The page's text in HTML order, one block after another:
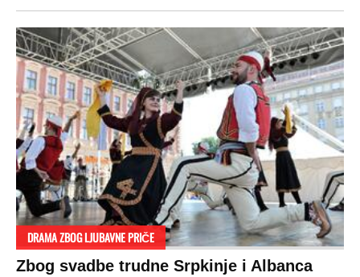
DRAMA ZBOG LJUBAVNE PRIČE
Zbog svadbe trudne Srpkinje i Albanca